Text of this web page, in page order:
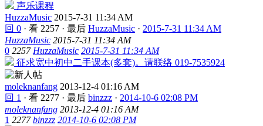
声乐课程
HuzzaMusic 2015-7-31 11:34 AM
回 0 · 看 2257 · 最后 HuzzaMusic · 2015-7-31 11:34 AM
HuzzaMusic 2015-7-31 11:34 AM
0 2257 HuzzaMusic 2015-7-31 11:34 AM
征求宽中初中二手课本(多套)。请联络 019-7535924
moleknanfang 2013-12-4 01:16 AM
回 1 · 看 2277 · 最后 binzzz · 2014-10-6 02:08 PM
moleknanfang 2013-12-4 01:16 AM
1 2277 binzzz 2014-10-6 02:08 PM